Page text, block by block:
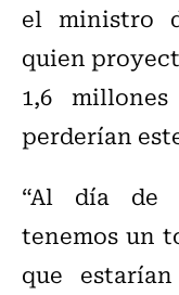
el ministro
quien
1,6
perderían
“Al día de
tenemos un
que